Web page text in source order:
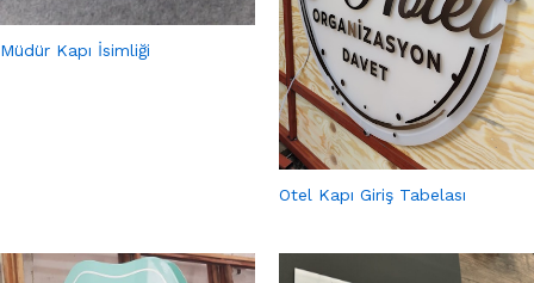
Müdür Kapı İsimliği
Otel Kapı Giriş Tabelası